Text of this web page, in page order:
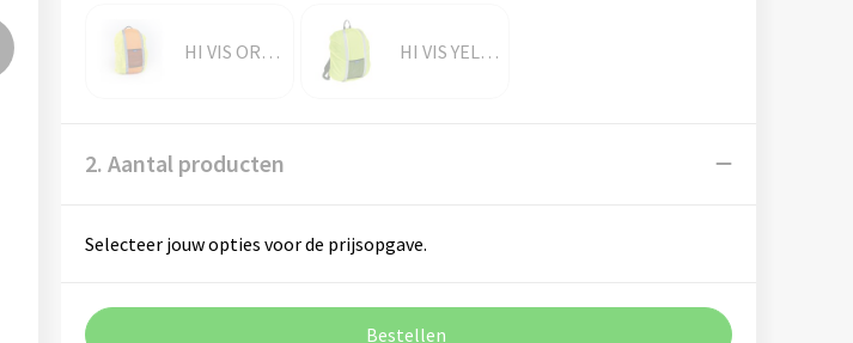
HI VIS ORANGE/HI VIS YELLOW HI VIS YELLOW
2. Aantal producten
Selecteer jouw opties voor de prijsopgave.
Bestellen